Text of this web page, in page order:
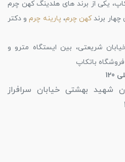
یکی از برند های هلدینگ کهن چرم
چهار برندکهن چرم، پارینه چرمو دکتر
شریعتی، بین ایستگاه مترو و
باتکاپ
شهید بهشتی خیابان سرافراز